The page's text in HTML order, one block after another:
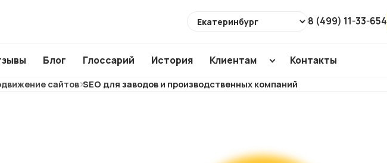
Выберите
8 (499) 11-33-654
Usability аудит
Блог Глоссарий История Клиентам Контакты
сайтов SEO для заводов и производственных компаний